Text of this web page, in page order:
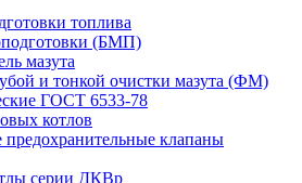
топлива
(БМП)
мазута
и тонкой очистки мазута (ФМ)
ГОСТ 6533-78
котлов
клапаны
серии ДКВр